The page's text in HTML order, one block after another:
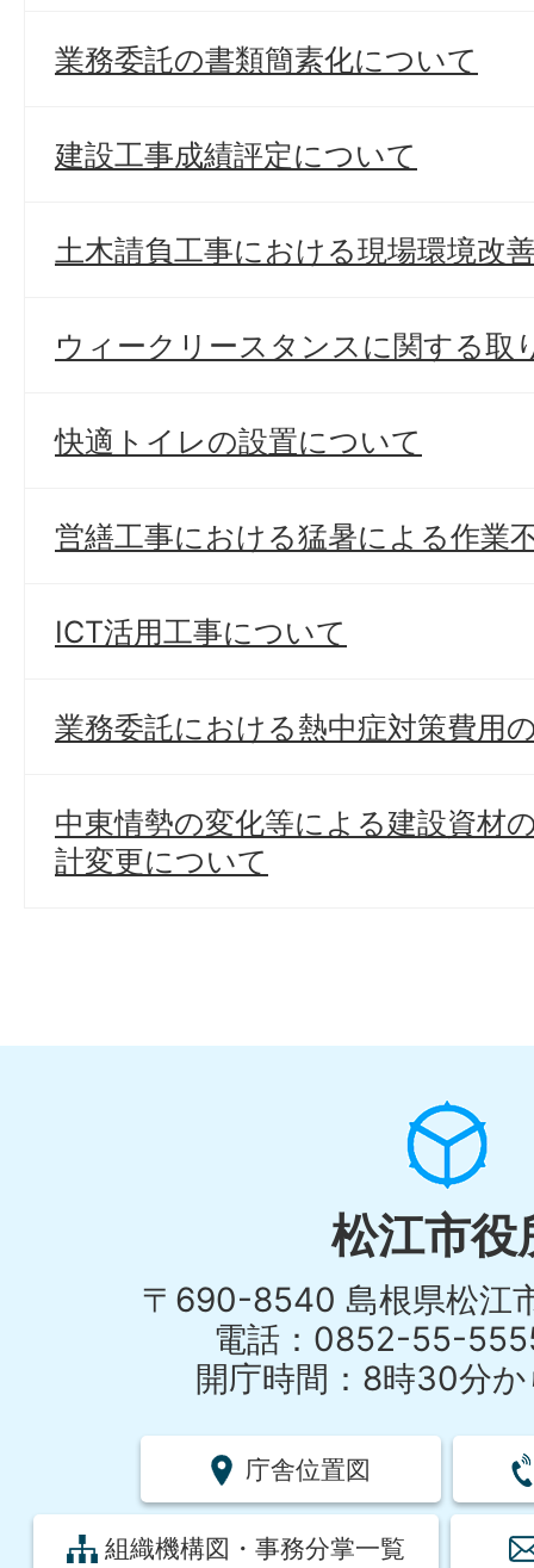
業務委託の書類簡素化について
建設工事成績評定について
土木請負工事における現場環境改
ウィークリースタンスに関する取
快適トイレの設置について
営繕工事における猛暑による作業
ICT活用工事について
業務委託における熱中症対策費用
中東情勢の変化等による建設資材
計変更について
松江市役
〒690-8540 島根県松江
電話：0852-55-
開庁時間：8時30分か
庁舎位置図
組織機構図・事務分掌一覧